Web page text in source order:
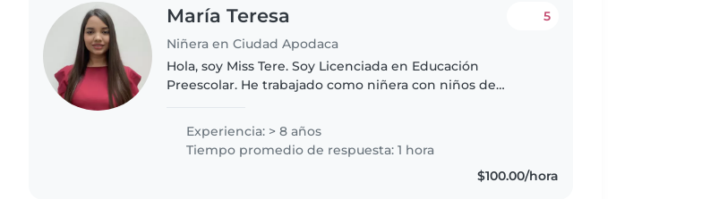
María Teresa
Niñera en Ciudad Apodaca
5
Hola, soy Miss Tere. Soy Licenciada en Educación
Preescolar. He trabajado como niñera con niños de
Me considero una persona..
Experiencia: > 8 años
Tiempo promedio de respuesta: 1 hora
$100.00/hora